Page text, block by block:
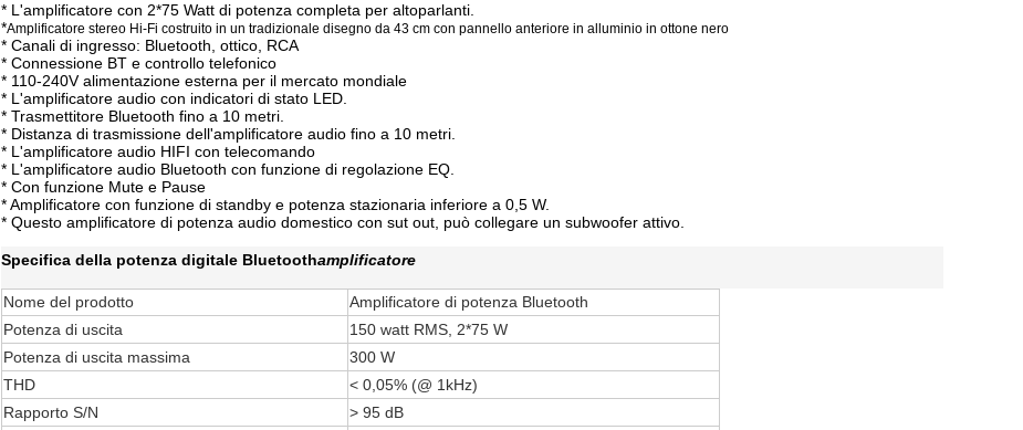
* L'amplificatore con 2*75 Watt di potenza completa per altoparlanti.
*Amplificatore stereo Hi-Fi costruito in un tradizionale disegno da 43 cm con pannello anteriore in alluminio in ottone nero
* Canali di ingresso: Bluetooth, ottico, RCA
* Connessione BT e controllo telefonico
* 110-240V alimentazione esterna per il mercato mondiale
* L'amplificatore audio con indicatori di stato LED.
* Trasmettitore Bluetooth fino a 10 metri.
* Distanza di trasmissione dell'amplificatore audio fino a 10 metri.
* L'amplificatore audio HIFI con telecomando
* L'amplificatore audio Bluetooth con funzione di regolazione EQ.
* Con funzione Mute e Pause
* Amplificatore con funzione di standby e potenza stazionaria inferiore a 0,5 W.
* Questo amplificatore di potenza audio domestico con sut out, può collegare un subwoofer attivo.
Specifica della potenza digitale Bluetoothamplificatore
Nome del prodotto
Amplificatore di potenza Bluetooth
Potenza di uscita
150 watt RMS, 2*75 W
Potenza di uscita massima
300 W
THD
< 0,05% (@ 1kHz)
Rapporto S/N
> 95 dB